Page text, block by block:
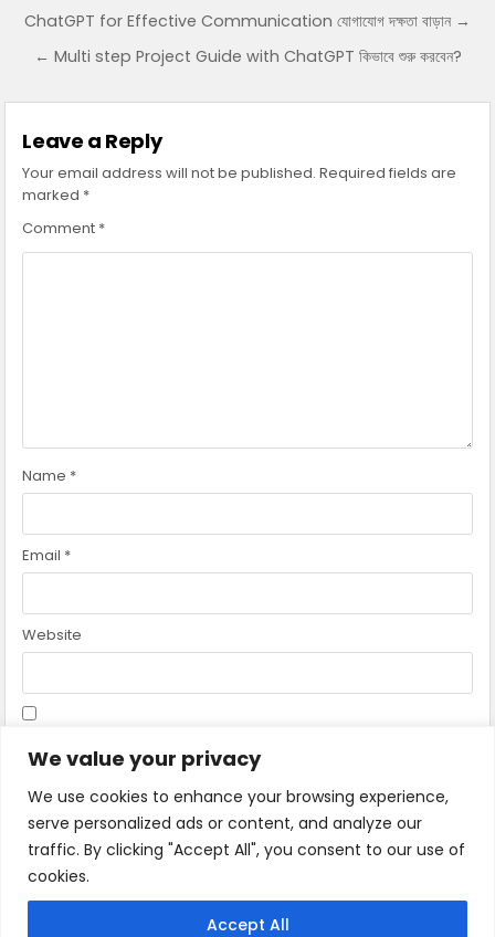
We value your privacy
We use cookies to enhance your browsing experience,
serve personalized ads or content, and analyze our
traffic. By clicking "Accept All", you consent to our use of
cookies.
Accept All
Post navigation
ChatGPT for Effective Communication যোগাযোগ দক্ষতা বাড়ান →
← Multi step Project Guide with ChatGPT কিভাবে শুরু করবেন?
Leave a Reply
Your email address will not be published. Required fields are
marked *
Comment *
Name *
Email *
Website
next time I comment.